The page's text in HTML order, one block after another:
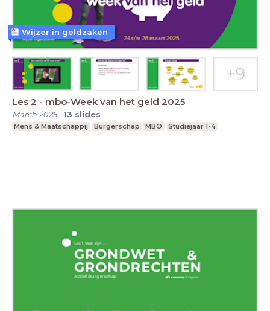
Les 2 - mbo-Week van het geld 2025
March 2025- 13 slides
Mens & Maatschappij Burgerschap MBO Studiejaar 1-4
Wijzer in geldzaken